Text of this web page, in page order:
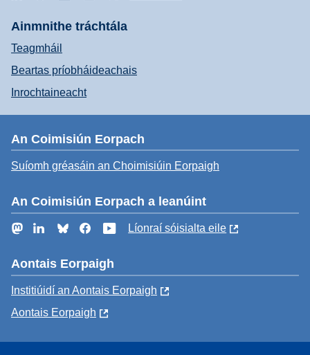
Ainmnithe tráchtála
Teagmháil
Beartas príobháideachais
Inrochtaineacht
An Coimisiún Eorpach
Suíomh gréasáin an Choimisiúin Eorpaigh
An Coimisiún Eorpach a leanúint
MastodonLinkedInBlueskyFacebookYouTube
Líonraí sóisialta eile
Aontais Eorpaigh
Institiúidí an Aontais Eorpaigh
Aontais Eorpaigh